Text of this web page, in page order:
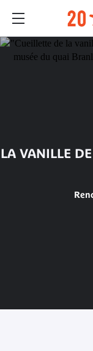
LA VANILLE